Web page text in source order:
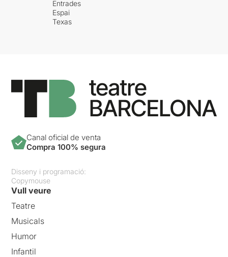
Entrades
Espai
Texas
Canal oficial de venta
Compra 100% segura
Disseny i programació:
Copymouse
Vull veure
Teatre
Musicals
Humor
Infantil